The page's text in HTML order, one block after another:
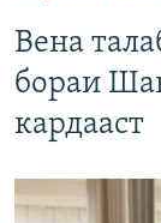
Вена
бораи
кардааст